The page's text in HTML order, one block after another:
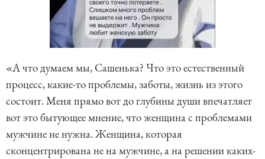
«А что думаем мы, Сашенька? Что это естественный
процесс, какие-то проблемы, заботы, жизнь из этого
состоит. Меня прямо вот до глубины души впечатляет
вот это бытующее мнение, что женщина с проблемами
мужчине не нужна. Женщина, которая
сконцентрирована не на мужчине, а на решении каких-